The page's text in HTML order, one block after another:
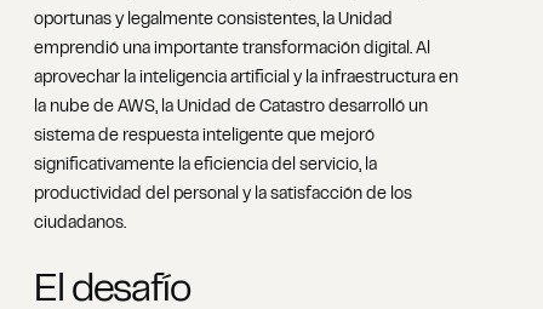
oportunas y legalmente consistentes, la Unidad
emprendió una importante transformación digital. Al
aprovechar la inteligencia artificial y la infraestructura en
la nube de AWS, la Unidad de Catastro desarrolló un
sistema de respuesta inteligente que mejoró
significativamente la eficiencia del servicio, la
productividad del personal y la satisfacción de los
ciudadanos.
El desafío